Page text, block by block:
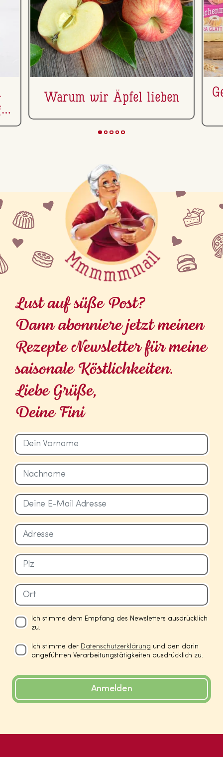
Warum wir Äpfel lieben
Ich stimme dem Empfang des Newsletters ausdrücklich
zu.
Ich stimme der Datenschutzerklärung und den darin
angeführten Verarbeitungstätigkeiten ausdrücklich zu.
Anmelden